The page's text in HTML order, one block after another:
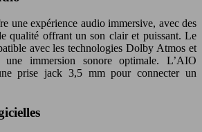
une expérience audio immersive, avec des
qualité offrant un son clair et puissant. Le
avec les technologies Dolby Atmos et
immersion sonore optimale. L’AIO
prise jack 3,5 mm pour connecter un